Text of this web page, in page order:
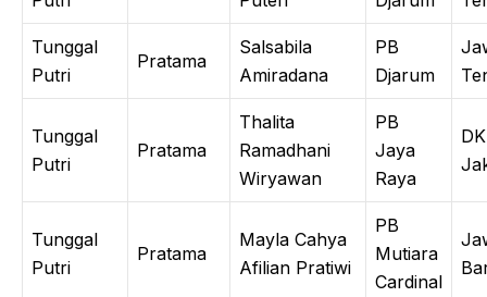
Tunggal
Putri
Pratama
Salsabila
Amiradana
PB
Djarum
Tunggal
Putri
Pratama
Thalita
Ramadhani
Wiryawan
PB
Jaya
Raya
Tunggal
Putri
Pratama
Mayla Cahya
Afilian Pratiwi
PB
Mutiara
Cardinal